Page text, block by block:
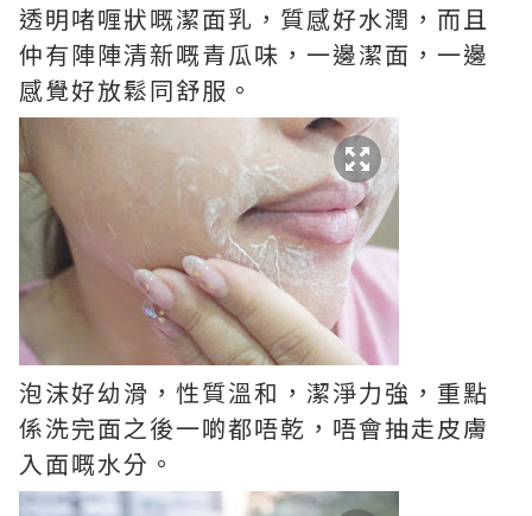
透明啫喱狀嘅潔面乳，質感好水潤，而且
仲有陣陣清新嘅青瓜味，一邊潔面，一邊
感覺好放鬆同舒服。
泡沫好幼滑，性質溫和，潔淨力強，重點
係洗完面之後一啲都唔乾，唔會抽走皮膚
入面嘅水分。